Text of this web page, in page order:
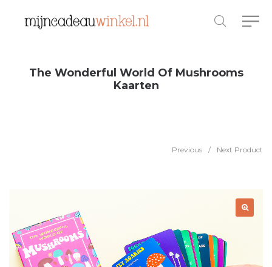
The Wonderful World Of Mushrooms
Kaarten
Previous / Next Product